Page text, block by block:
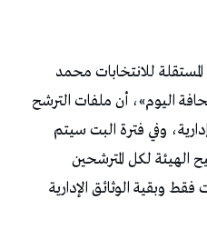
المستقلة للانتخابات محمد
اليوم»، أن ملفات الترشح
وفي فترة البت سيتم
الهيئة لكل المترشحين
وبقية الوثائق الإدارية